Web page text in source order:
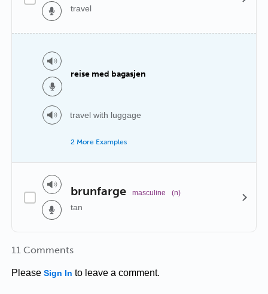
travel
reise med bagasjen
travel with luggage
2 More Examples
brunfarge masculine (n)
tan
11 Comments
Please Sign In to leave a comment.